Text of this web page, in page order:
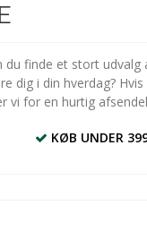
du finde et stort
dig i din hverdag?
vi for en hurtig
KØB UNDER